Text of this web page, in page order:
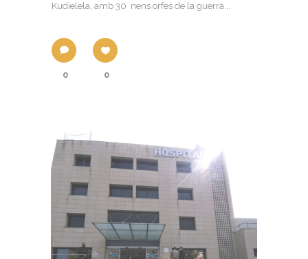
Kudielela, amb 30 nens orfes de la guerra...
0 0